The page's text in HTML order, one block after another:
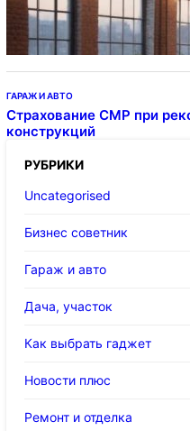
ГАРАЖ И АВТО
Страхование СМР при
конструкций
РУБРИКИ
Uncategorised
Бизнес советник
Гараж и авто
Дача, участок
Как выбрать гаджет
Новости плюс
Ремонт и отделка